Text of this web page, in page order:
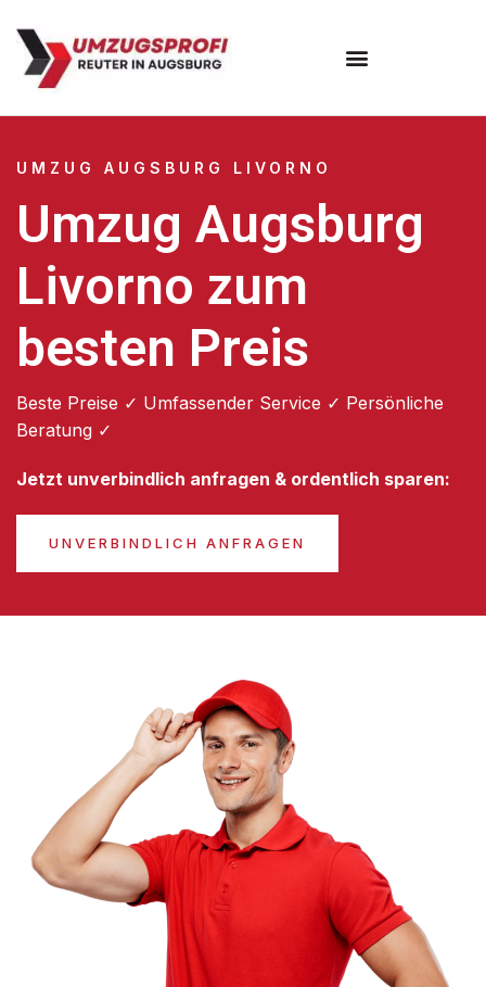
UMZUG AUGSBURG LIVORNO
Umzug Augsburg
Livorno zum
besten Preis
Beste Preise ✓ Umfassender Service ✓ Persönliche
Beratung ✓
Jetzt unverbindlich anfragen & ordentlich sparen:
UNVERBINDLICH ANFRAGEN